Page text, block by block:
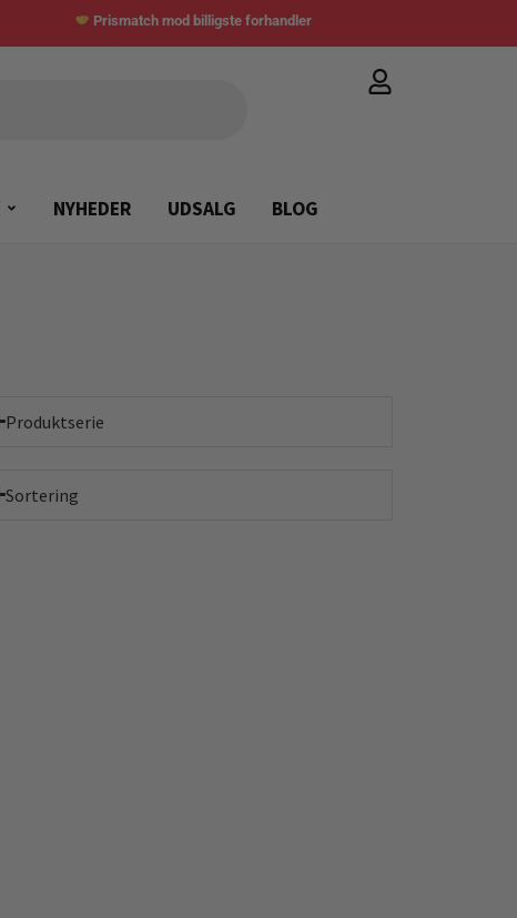
Prismatch mod billigste forhandler
NYHEDER UDSALG BLOG
Produktserie
Sortering